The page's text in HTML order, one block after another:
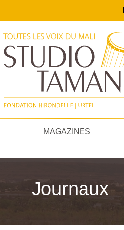
MAGAZINES
Journaux